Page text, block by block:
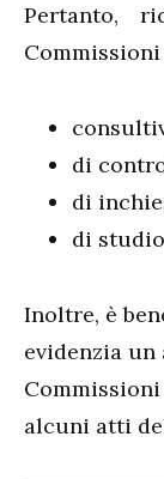
Pertanto,
di
di
di studio
Inoltre, è
evidenzia
alcuni atti